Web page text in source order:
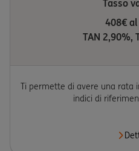
Tasso
408€
TAN 2,90%,
Ti permette di avere una rata
indici di